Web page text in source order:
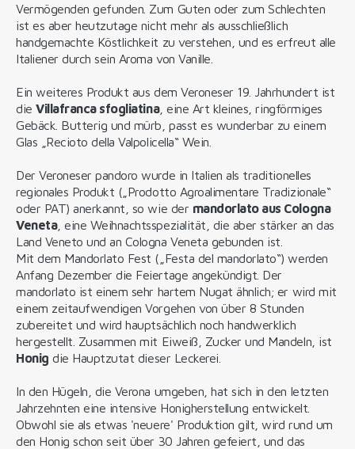
Vermögenden gefunden. Zum Guten oder zum Schlechten
ist es aber heutzutage nicht mehr als ausschließlich
handgemachte Köstlichkeit zu verstehen, und es erfreut alle
Italiener durch sein Aroma von Vanille.
Ein weiteres Produkt aus dem Veroneser 19. Jahrhundert ist
die Villafranca sfogliatina, eine Art kleines, ringförmiges
Gebäck. Butterig und mürb, passt es wunderbar zu einem
Glas „Recioto della Valpolicella“ Wein.
Der Veroneser pandoro wurde in Italien als traditionelles
regionales Produkt („Prodotto Agroalimentare Tradizionale“
oder PAT) anerkannt, so wie der mandorlato aus Cologna
Veneta, eine Weihnachtsspezialität, die aber stärker an das
Land Veneto und an Cologna Veneta gebunden ist.
Mit dem Mandorlato Fest („Festa del mandorlato“) werden
Anfang Dezember die Feiertage angekündigt. Der
mandorlato ist einem sehr hartem Nugat ähnlich; er wird mit
einem zeitaufwendigen Vorgehen von über 8 Stunden
zubereitet und wird hauptsächlich noch handwerklich
hergestellt. Zusammen mit Eiweiß, Zucker und Mandeln, ist
Honig die Hauptzutat dieser Leckerei.
In den Hügeln, die Verona umgeben, hat sich in den letzten
Jahrzehnten eine intensive Honigherstellung entwickelt.
Obwohl sie als etwas 'neuere' Produktion gilt, wird rund um
den Honig schon seit über 30 Jahren gefeiert, und das